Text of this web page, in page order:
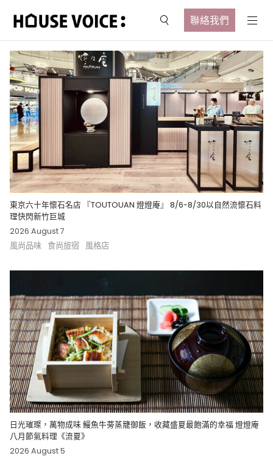
聯絡我們
東京六十年懷石名店 『TOUTOUAN 燈燈庵』 8/6-8/30以自然流懷石料
理快閃新竹巨城
2026 August 7
風尚品味 食尚旅宿 風格店
日光璀璨，萬物成味 鰻魚牛蒡蒸籠御飯，收藏盛夏最飽滿的幸福 燈燈庵
八月節氣料理《流夏》
2026 August 5